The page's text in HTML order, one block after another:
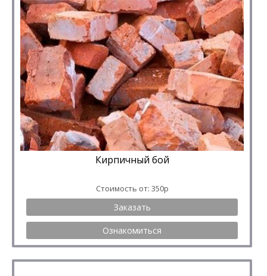
Кирпичный бой
Стоимость от: 350р
Заказать
Ознакомиться